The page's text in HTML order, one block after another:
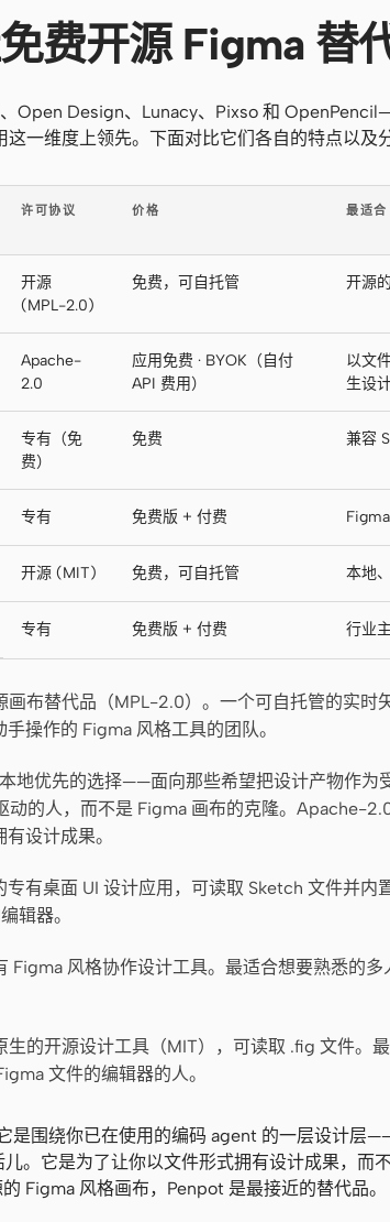
费开源 Figma 替
Open Design、Lunacy、Pixso 和
一维度上领先。下面对比它们各自的特点以及
许可协议 价格 最适合
开源
(MPL-2.0)
免费，可自托管 开源
Apache-
2.0
应用免费 · BYOK（自付
API 费用）
以文
生设
专有（免
费）
免费 兼容
专有 免费版 + 付费
开源 (MIT) 免费，可自托管 本地
专有 免费版 + 付费 行业
画布替代品（MPL-2.0）。一个可自托管的实时
操作的 Figma 风格工具的团队。
地优先的选择——面向那些希望把设计产物作为
动的人，而不是 Figma 画布的克隆。Apache-
设计成果。
专有桌面 UI 设计应用，可读取 Sketch 文件并内
辑器。
Figma 风格协作设计工具。最适合想要熟悉的多
生的开源设计工具（MIT），可读取 .fig 文件。
文件的编辑器的人。
是围绕你已在使用的编码 agent 的一层设计层
。它是为了让你以文件形式拥有设计成果，而
Figma 风格画布，Penpot 是最接近的替代品。